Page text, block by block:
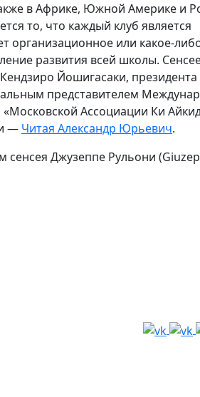
в Африке, Южной Америке и
то, что каждый клуб является
организационное или какое-
развития всей школы.
Йошигасаки, президента
представителем
Ассоциации Ки
— Читая Александр Юрьевич.
сенсея Джузеппе Рульони